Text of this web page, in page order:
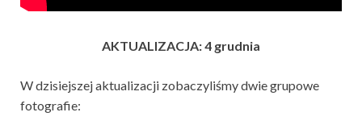
AKTUALIZACJA: 4 grudnia
W dzisiejszej aktualizacji zobaczyliśmy dwie grupowe
fotografie: